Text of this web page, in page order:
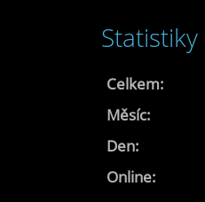
Statistiky
Online:
Celkem:
Měsíc:
Den: